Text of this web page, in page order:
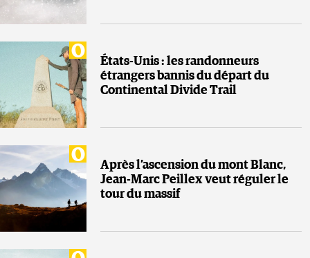
États-Unis : les randonneurs
étrangers bannis du départ du
Continental Divide Trail
Après l’ascension du mont Blanc,
Jean-Marc Peillex veut réguler le
tour du massif